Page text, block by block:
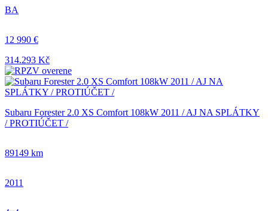
BA
12 990 €
314.293 Kč
Subaru Forester 2.0 XS Comfort 108kW 2011 / AJ NA SPLÁTKY
/ PROTIÚČET /
89149 km
2011